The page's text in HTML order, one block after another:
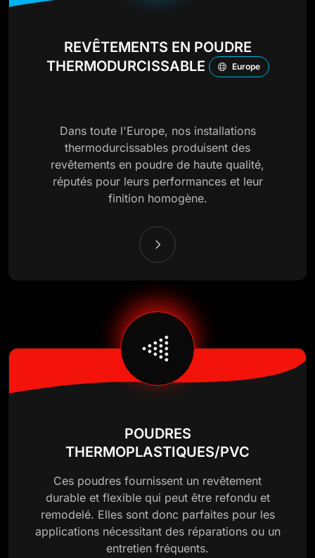
REVÊTEMENTS EN POUDRE
THERMODURCISSABLE
Europe
Dans toute l'Europe, nos installations
thermodurcissables produisent des
revêtements en poudre de haute qualité,
réputés pour leurs performances et leur
finition homogène.
POUDRES
THERMOPLASTIQUES/PVC
Ces poudres fournissent un revêtement
durable et flexible qui peut être refondu et
remodelé. Elles sont donc parfaites pour les
applications nécessitant des réparations ou un
entretien fréquents.